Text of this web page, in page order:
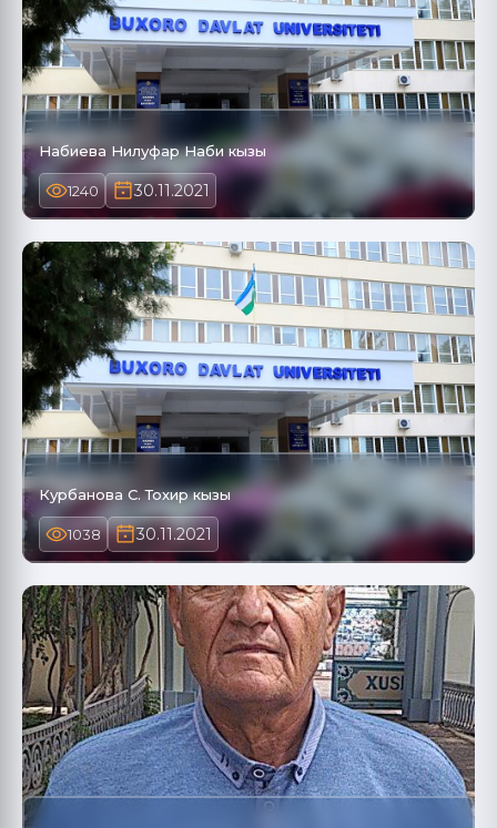
Набиева Нилуфар Наби кызы
1240 30.11.2021
Курбанова С. Тохир кызы
1038 30.11.2021